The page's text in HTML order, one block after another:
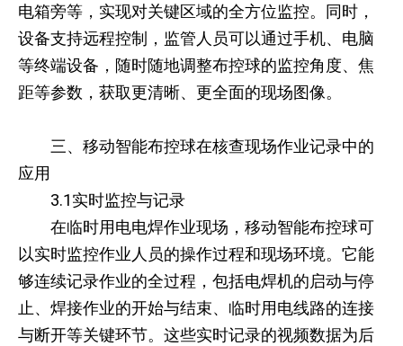
电箱旁等，实现对关键区域的全方位监控。同时，
设备支持远程控制，监管人员可以通过手机、电脑
等终端设备，随时随地调整布控球的监控角度、焦
距等参数，获取更清晰、更全面的现场图像。
三、移动智能布控球在核查现场作业记录中的
应用
3.1实时监控与记录
在临时用电电焊作业现场，移动智能布控球可
以实时监控作业人员的操作过程和现场环境。它能
够连续记录作业的全过程，包括电焊机的启动与停
止、焊接作业的开始与结束、临时用电线路的连接
与断开等关键环节。这些实时记录的视频数据为后